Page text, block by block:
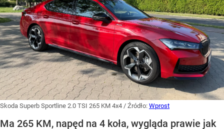
Skoda Superb Sportline 2.0 TSI 265 KM 4x4 / Źródło: Wprost
Ma 265 KM, napęd na 4 koła, wygląda prawie jak